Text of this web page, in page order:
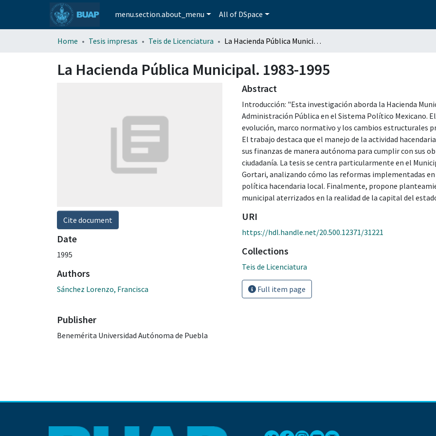
menu.section.about_menu All of DSpace
Home Tesis impresas Teis de Licenciatura La Hacienda Pública Municipal. 1983-1995
La Hacienda Pública Municipal. 1983-1995
Cite document
Date
1995
Authors
Sánchez Lorenzo, Francisca
Publisher
Benemérita Universidad Autónoma de Puebla
Abstract
Introducción: "Esta investigación aborda la Hacienda
Administración Pública en el Sistema Político Mexicano.
evolución, marco normativo y los cambios estructurales
El trabajo destaca que el manejo de la actividad
sus finanzas de manera autónoma para cumplir con sus
ciudadanía. La tesis se centra particularmente en el
Gortari, analizando cómo las reformas implementadas
política hacendaria local. Finalmente, propone
municipal aterrizados en la realidad de la capital del
URI
https://hdl.handle.net/20.500.12371/31221
Collections
Teis de Licenciatura
Full item page